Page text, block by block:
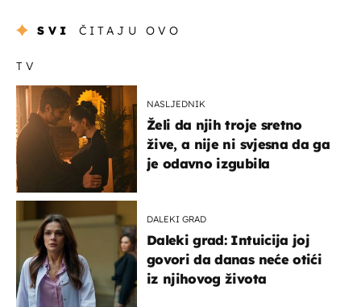
SVI ČITAJU OVO
TV
NASLJEDNIK
Želi da njih troje sretno
žive, a nije ni svjesna da ga
je odavno izgubila
DALEKI GRAD
Daleki grad: Intuicija joj
govori da danas neće otići
iz njihovog života